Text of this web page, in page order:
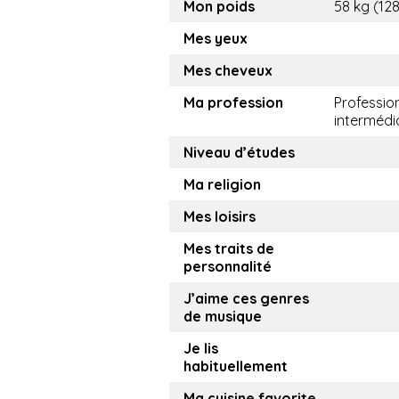
Mon poids
58 kg
Mes yeux
Mes cheveux
Ma profession
Niveau d’études
Ma religion
Mes loisirs
Mes traits de
personnalité
J’aime ces genres
de musique
Je lis
habituellement